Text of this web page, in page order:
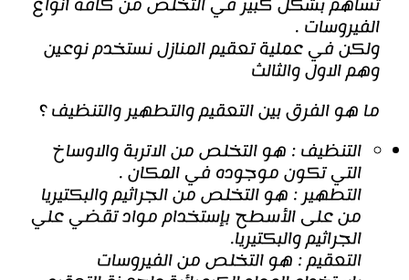
الفيروسات .
ولكن في عملية تعقيم المنازل نستخدم نوعين
وهم الاول والثالث
ما هو الفرق بين التعقيم والتطهير والتنظيف ؟
التنظيف : هو التخلص من الاتربة والاوساخ
التي تكون موجوده في المكان .
التطهير : هو التخلص من الجراثيم والبكتيريا
من على الأسطح بإستخدام مواد تقضي علي
الجراثيم والبكتيريا.
التعقيم : هو التخلص من الفيروسات